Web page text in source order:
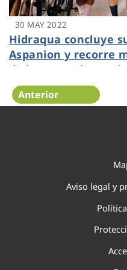
30 MAY 2022
Hidraqua concluye
Aspanion y recorre
de la Comunitat
Anterior
Aviso legal y